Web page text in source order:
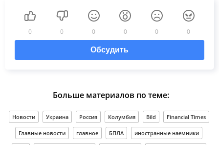
0 0 0 0 0 0
Обсудить
Больше материалов по теме:
Новости Украина Россия Колумбия Bild Financial Times
Главные новости главное БПЛА иностранные наемники